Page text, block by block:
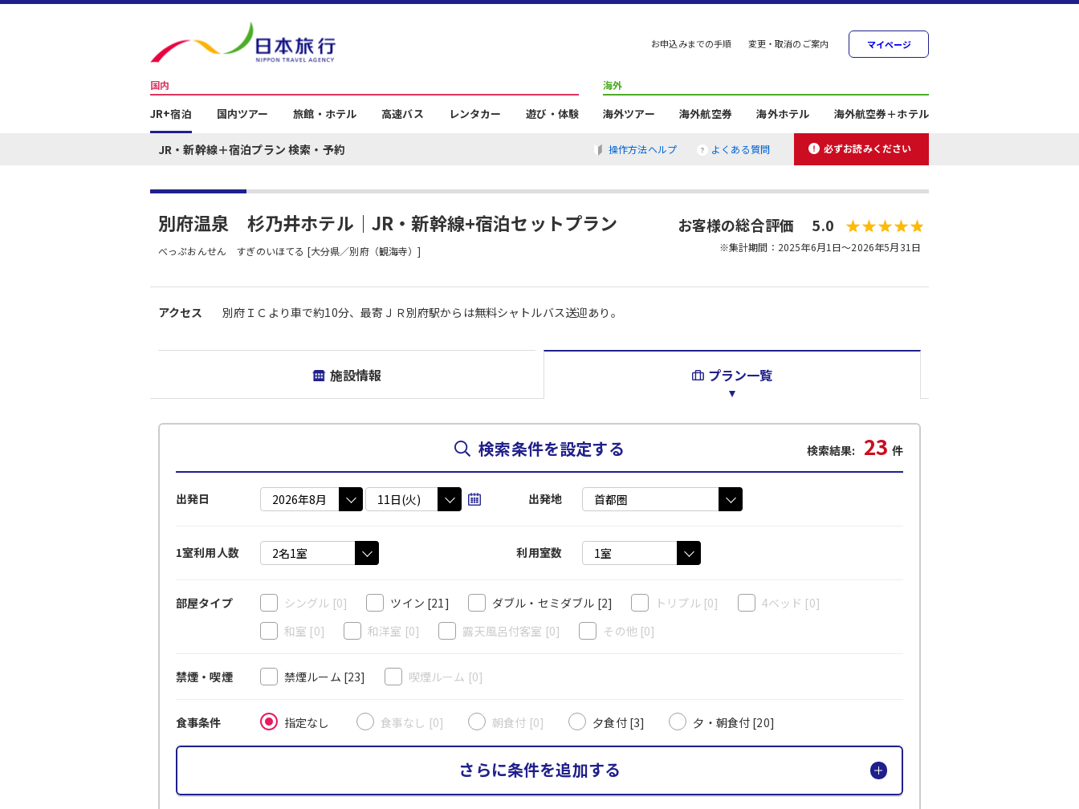
お申込みまでの手順 変更・取消のご案内 マイページ
国内
JR+宿泊 国内ツアー 旅館・ホテル 高速バス レンタカー 遊び・体験
海外
海外ツアー 海外航空券 海外ホテル 海外航空券＋ホテル
JR・新幹線＋宿泊プラン 検索・予約 操作方法ヘルプ よくある質問 必ずお読みください
別府温泉 杉乃井ホテル｜JR・新幹線+宿泊セットプラン
べっぷおんせん すぎのいほてる [大分県／別府（観海寺）]
お客様の総合評価 5.0
※集計期間：2025年6月1日～2026年5月31日
アクセス 別府ＩＣより車で約10分、最寄ＪＲ別府駅からは無料シャトルバス送迎あり。
施設情報 プラン一覧
検索条件を設定する 検索結果: 23 件
出発日 出発地
1室利用人数 利用室数
部屋タイプ シングル [0] ツイン [21] ダブル・セミダブル [2] トリプル [0] 4ベッド [0]
和室 [0] 和洋室 [0] 露天風呂付客室 [0] その他[0]
禁煙・喫煙 禁煙ルーム [23] 喫煙ルーム [0]
食事条件 指定なし 食事なし [0] 朝食付 [0] 夕食付 [3] 夕・朝食付 [20]
さらに条件を追加する